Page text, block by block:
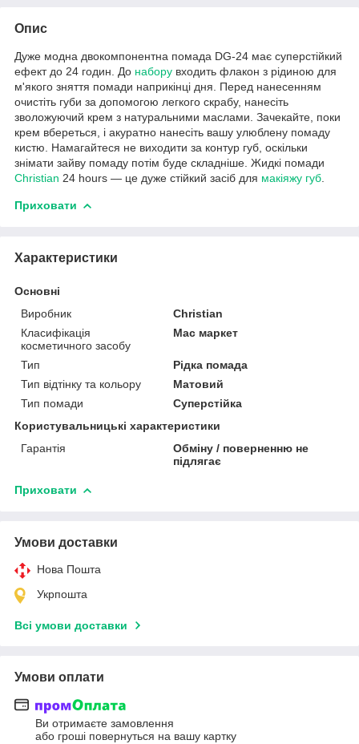
Опис
Дуже модна двокомпонентна помада DG-24 має суперстійкий
ефект до 24 годин. До набору входить флакон з рідиною для
м'якого зняття помади наприкінці дня. Перед нанесенням
очистіть губи за допомогою легкого скрабу, нанесіть
зволожуючий крем з натуральними маслами. Зачекайте, поки
крем вбереться, і акуратно нанесіть вашу улюблену помаду
кистю. Намагайтеся не виходити за контур губ, оскільки
знімати зайву помаду потім буде складніше. Жидкі помади
Christian 24 hours — це дуже стійкий засіб для макіяжу губ
Приховати
Характеристики
Основні
Виробник
Christian
Класифікація
косметичного засобу
Мас маркет
Тип
Рідка помада
Тип відтінку та кольору
Матовий
Тип помади
Суперстійка
Користувальницькі характеристики
Гарантія
Обміну / поверненню не
підлягає
Приховати
Умови доставки
Нова Пошта
Укрпошта
Всі умови доставки
Умови оплати
Ви отримаєте замовлення
або гроші повернуться на вашу картку